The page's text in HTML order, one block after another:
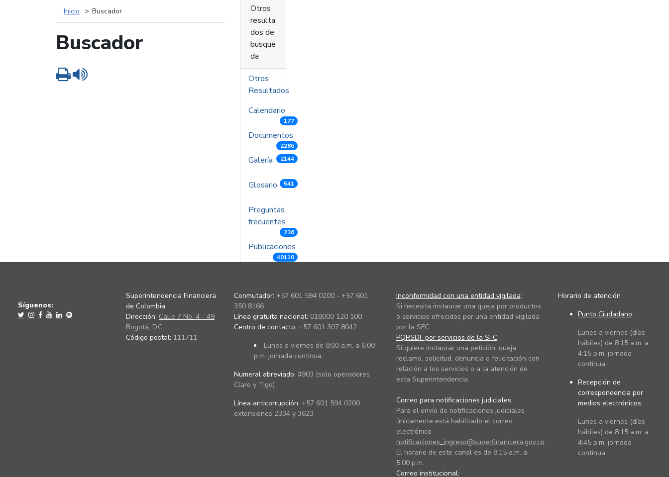
Inicio Buscador
Buscador
Imprimir
Otros
resulta
dos de
busque
da
Otros
Resultados
Calendario
177
Documentos
2286
Galería 2144
Glosario 541
Preguntas
frecuentes
236
Publicaciones
40110
Síguenos:
Superintendencia Financiera
de Colombia
Dirección: Calle 7 No. 4 - 49
Bogotá, D.C.
Código postal: 111711
Conmutador: +57 601 594 0200 - +57 601
350 8166
Línea gratuita nacional: 018000 120 100
Centro de contacto: +57 601 307 8042
Lunes a viernes de 8:00 a.m. a 6:00
p.m. jornada continua.
Numeral abreviado: #903 (solo operadores
Claro y Tigo)
Línea anticorrupción: +57 601 594 0200
extensiones 2334 y 3623
Inconformidad con una entidad vigilada:
Si necesita instaurar una queja por productos
o servicios ofrecidos por una entidad vigilada
por la SFC.
PQRSDF por servicios de la SFC:
Si quiere instaurar una petición, queja,
reclamo, solicitud, denuncia o felicitación con
relación a los servicios o a la atención de
esta Superintendencia.
Correo para notificaciones judiciales:
Para el envío de notificaciones judiciales
únicamente está habilitado el correo
electrónico
notificaciones_ingreso@superfinanciera.gov.co
El horario de este canal es de 8:15 a.m. a
5:00 p.m.
Correo institucional:
Horario de atención
Punto Ciudadano:
Lunes a viernes (días
hábiles) de 8:15 a.m. a
4:15 p.m. jornada
continua
Recepción de
correspondencia por
medios electrónicos:
Lunes a viernes (días
hábiles) de 8:15 a.m. a
4:45 p.m. jornada
continua